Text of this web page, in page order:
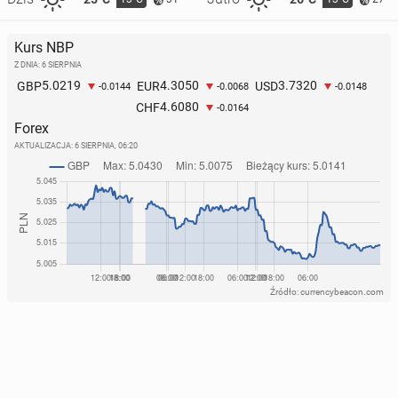
Kurs NBP
Z DNIA: 6 SIERPNIA
GBP5.0219 -0.0144 EUR4.3050 -0.0068 USD3.7320 -0.0148
CHF4.6080 -0.0164
Forex
AKTUALIZACJA: 6 SIERPNIA, 06:20
Źródło: currencybeacon.com